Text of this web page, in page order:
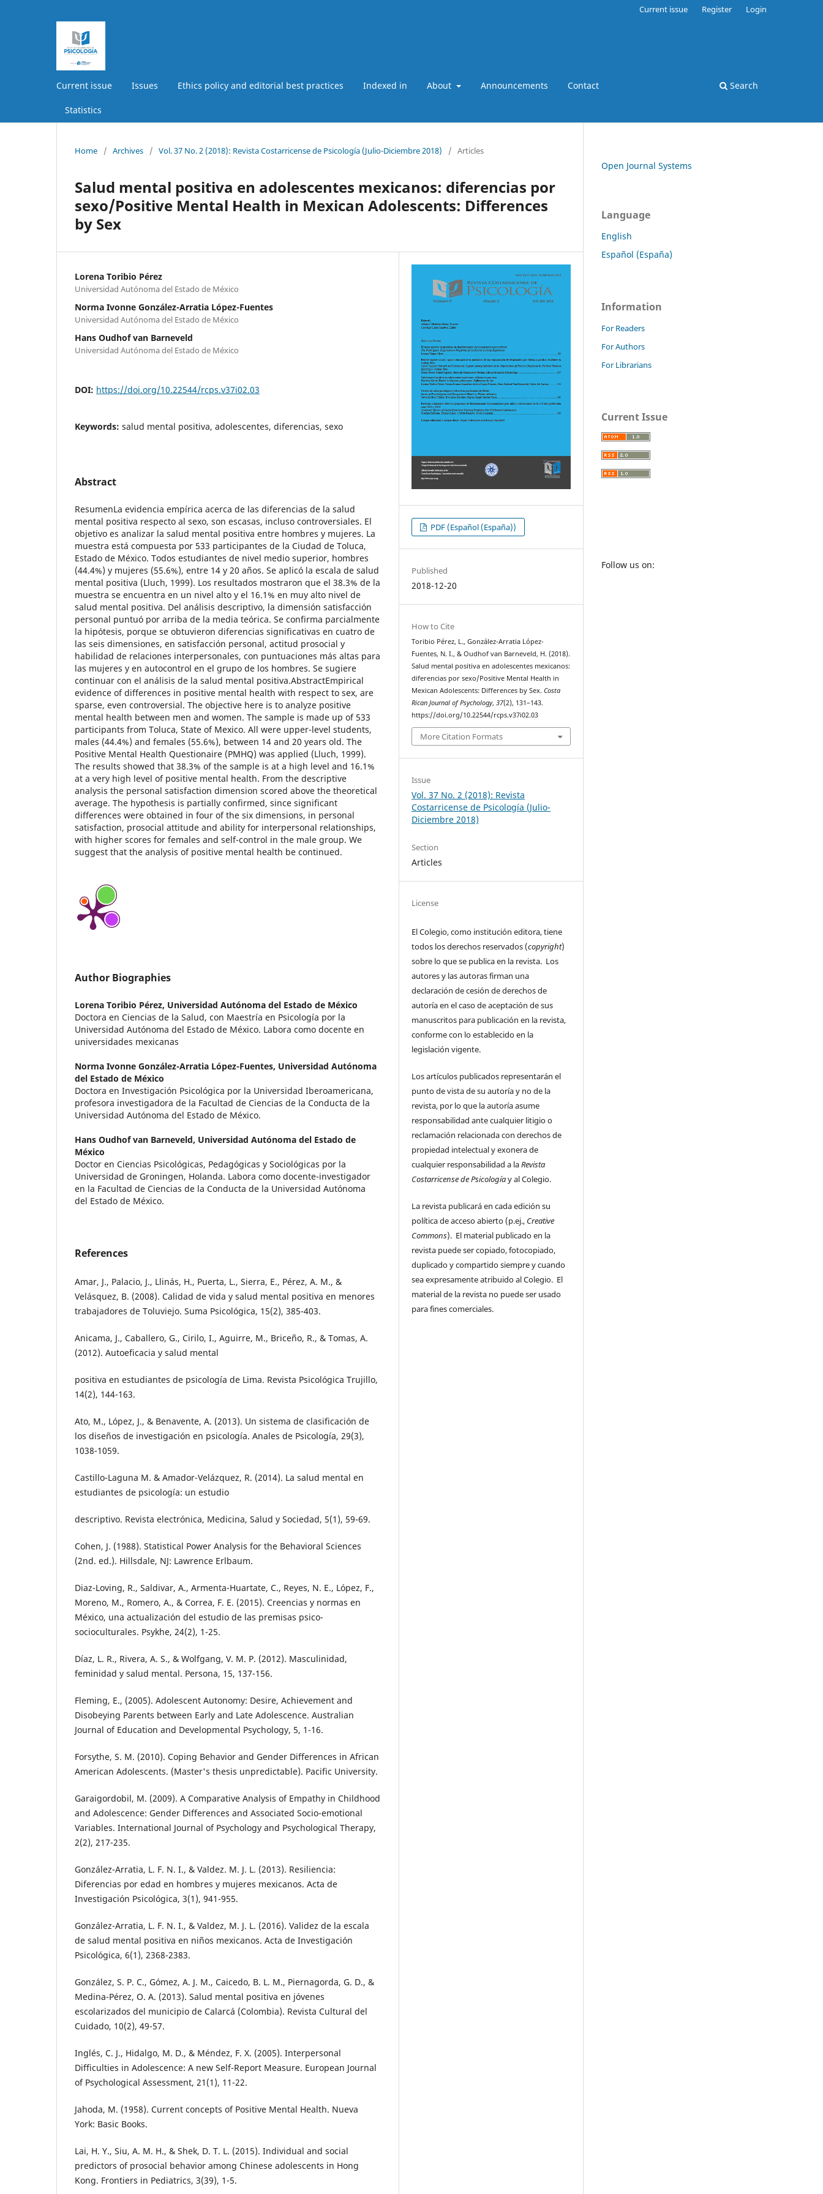
Current issue Issues Ethics policy and editorial best practices Indexed in About Announcements Contact
Statistics
Search
Current issue Register Login
Home / Archives / Vol. 37 No. 2 (2018): Revista Costarricense de Psicología (Julio-Diciembre 2018) / Articles
Salud mental positiva en adolescentes mexicanos: diferencias por
sexo/Positive Mental Health in Mexican Adolescents: Differences
by Sex
Lorena Toribio Pérez
Universidad Autónoma del Estado de México
Norma Ivonne González-Arratia López-Fuentes
Universidad Autónoma del Estado de México
Hans Oudhof van Barneveld
Universidad Autónoma del Estado de México
DOI: https://doi.org/10.22544/rcps.v37i02.03
Keywords: salud mental positiva, adolescentes, diferencias, sexo
Abstract
ResumenLa evidencia empírica acerca de las diferencias de la salud
mental positiva respecto al sexo, son escasas, incluso controversiales. El
objetivo es analizar la salud mental positiva entre hombres y mujeres. La
muestra está compuesta por 533 participantes de la Ciudad de Toluca,
Estado de México. Todos estudiantes de nivel medio superior, hombres
(44.4%) y mujeres (55.6%), entre 14 y 20 años. Se aplicó la escala de salud
mental positiva (Lluch, 1999). Los resultados mostraron que el 38.3% de la
muestra se encuentra en un nivel alto y el 16.1% en muy alto nivel de
salud mental positiva. Del análisis descriptivo, la dimensión satisfacción
personal puntuó por arriba de la media teórica. Se confirma parcialmente
la hipótesis, porque se obtuvieron diferencias significativas en cuatro de
las seis dimensiones, en satisfacción personal, actitud prosocial y
habilidad de relaciones interpersonales, con puntuaciones más altas para
las mujeres y en autocontrol en el grupo de los hombres. Se sugiere
continuar con el análisis de la salud mental positiva.AbstractEmpirical
evidence of differences in positive mental health with respect to sex, are
sparse, even controversial. The objective here is to analyze positive
mental health between men and women. The sample is made up of 533
participants from Toluca, State of Mexico. All were upper-level students,
males (44.4%) and females (55.6%), between 14 and 20 years old. The
Positive Mental Health Questionaire (PMHQ) was applied (Lluch, 1999).
The results showed that 38.3% of the sample is at a high level and 16.1%
at a very high level of positive mental health. From the descriptive
analysis the personal satisfaction dimension scored above the theoretical
average. The hypothesis is partially confirmed, since significant
differences were obtained in four of the six dimensions, in personal
satisfaction, prosocial attitude and ability for interpersonal relationships,
with higher scores for females and self-control in the male group. We
suggest that the analysis of positive mental health be continued.
Author Biographies
Lorena Toribio Pérez, Universidad Autónoma del Estado de México
Doctora en Ciencias de la Salud, con Maestría en Psicología por la
Universidad Autónoma del Estado de México. Labora como docente en
universidades mexicanas
Norma Ivonne González-Arratia López-Fuentes, Universidad Autónoma
del Estado de México
Doctora en Investigación Psicológica por la Universidad Iberoamericana,
profesora investigadora de la Facultad de Ciencias de la Conducta de la
Universidad Autónoma del Estado de México.
Hans Oudhof van Barneveld, Universidad Autónoma del Estado de
México
Doctor en Ciencias Psicológicas, Pedagógicas y Sociológicas por la
Universidad de Groningen, Holanda. Labora como docente-investigador
en la Facultad de Ciencias de la Conducta de la Universidad Autónoma
del Estado de México.
References
Amar, J., Palacio, J., Llinás, H., Puerta, L., Sierra, E., Pérez, A. M., &
Velásquez, B. (2008). Calidad de vida y salud mental positiva en menores
trabajadores de Toluviejo. Suma Psicológica, 15(2), 385-403.
Anicama, J., Caballero, G., Cirilo, I., Aguirre, M., Briceño, R., & Tomas, A.
(2012). Autoeficacia y salud mental
positiva en estudiantes de psicología de Lima. Revista Psicológica Trujillo,
14(2), 144-163.
Ato, M., López, J., & Benavente, A. (2013). Un sistema de clasificación de
los diseños de investigación en psicología. Anales de Psicología, 29(3),
1038-1059.
Castillo-Laguna M. & Amador-Velázquez, R. (2014). La salud mental en
estudiantes de psicología: un estudio
descriptivo. Revista electrónica, Medicina, Salud y Sociedad, 5(1), 59-69.
Cohen, J. (1988). Statistical Power Analysis for the Behavioral Sciences
(2nd. ed.). Hillsdale, NJ: Lawrence Erlbaum.
Diaz-Loving, R., Saldivar, A., Armenta-Huartate, C., Reyes, N. E., López, F.,
Moreno, M., Romero, A., & Correa, F. E. (2015). Creencias y normas en
México, una actualización del estudio de las premisas psico-
socioculturales. Psykhe, 24(2), 1-25.
Díaz, L. R., Rivera, A. S., & Wolfgang, V. M. P. (2012). Masculinidad,
feminidad y salud mental. Persona, 15, 137-156.
Fleming, E., (2005). Adolescent Autonomy: Desire, Achievement and
Disobeying Parents between Early and Late Adolescence. Australian
Journal of Education and Developmental Psychology, 5, 1-16.
Forsythe, S. M. (2010). Coping Behavior and Gender Differences in African
American Adolescents. (Master's thesis unpredictable). Pacific University.
Garaigordobil, M. (2009). A Comparative Analysis of Empathy in Childhood
and Adolescence: Gender Differences and Associated Socio-emotional
Variables. International Journal of Psychology and Psychological Therapy,
2(2), 217-235.
González-Arratia, L. F. N. I., & Valdez. M. J. L. (2013). Resiliencia:
Diferencias por edad en hombres y mujeres mexicanos. Acta de
Investigación Psicológica, 3(1), 941-955.
González-Arratia, L. F. N. I., & Valdez, M. J. L. (2016). Validez de la escala
de salud mental positiva en niños mexicanos. Acta de Investigación
Psicológica, 6(1), 2368-2383.
González, S. P. C., Gómez, A. J. M., Caicedo, B. L. M., Piernagorda, G. D., &
Medina-Pérez, O. A. (2013). Salud mental positiva en jóvenes
escolarizados del municipio de Calarcá (Colombia). Revista Cultural del
Cuidado, 10(2), 49-57.
Inglés, C. J., Hidalgo, M. D., & Méndez, F. X. (2005). Interpersonal
Difficulties in Adolescence: A new Self-Report Measure. European Journal
of Psychological Assessment, 21(1), 11-22.
Jahoda, M. (1958). Current concepts of Positive Mental Health. Nueva
York: Basic Books.
Lai, H. Y., Siu, A. M. H., & Shek, D. T. L. (2015). Individual and social
predictors of prosocial behavior among Chinese adolescents in Hong
Kong. Frontiers in Pediatrics, 3(39), 1-5.
PDF (Español (España))
Published
2018-12-20
How to Cite
Toribio Pérez, L., González-Arratia López-
Fuentes, N. I., & Oudhof van Barneveld, H. (2018).
Salud mental positiva en adolescentes mexicanos:
diferencias por sexo/Positive Mental Health in
Mexican Adolescents: Differences by Sex.Costa
Rican Journal of Psychology,37(2), 131–143.
https://doi.org/10.22544/rcps.v37i02.03
More Citation Formats
Issue
Vol. 37 No. 2 (2018): Revista
Costarricense de Psicología (Julio-
Diciembre 2018)
Section
Articles
License
El Colegio, como institución editora, tiene
todos los derechos reservados (copyright)
sobre lo que se publica en la revista. Los
autores y las autoras firman una
declaración de cesión de derechos de
autoría en el caso de aceptación de sus
manuscritos para publicación en la revista,
conforme con lo establecido en la
legislación vigente.
Los artículos publicados representarán el
punto de vista de su autoría y no de la
revista, por lo que la autoría asume
responsabilidad ante cualquier litigio o
reclamación relacionada con derechos de
propiedad intelectual y exonera de
cualquier responsabilidad a laRevista
Costarricense de Psicologíay al Colegio.
La revista publicará en cada edición su
política de acceso abierto (p.ej., Creative
Commons). El material publicado en la
revista puede ser copiado, fotocopiado,
duplicado y compartido siempre y cuando
sea expresamente atribuido al Colegio. El
material de la revista no puede ser usado
para fines comerciales.
Open Journal Systems
Language
English
Español (España)
Information
For Readers
For Authors
For Librarians
Current Issue
Follow us on: